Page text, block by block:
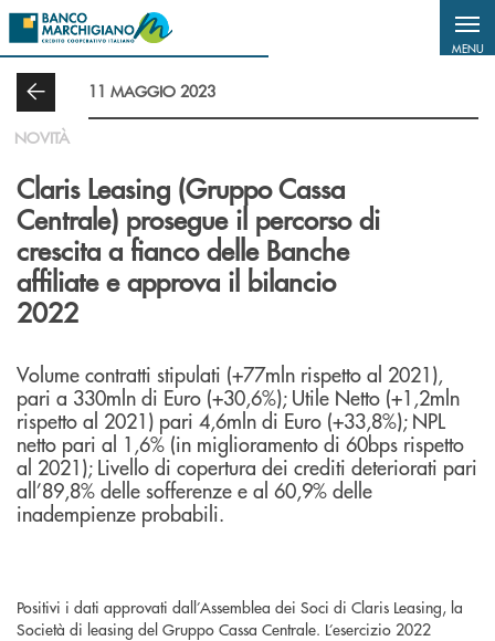
Salta al contenuto principale
MENU
11 MAGGIO 2023
NOVITÀ
Claris Leasing (Gruppo Cassa
Centrale) prosegue il percorso di
crescita a fianco delle Banche
affiliate e approva il bilancio
2022
Volume contratti stipulati (+77mln rispetto al 2021),
pari a 330mln di Euro (+30,6%); Utile Netto (+1,2mln
rispetto al 2021) pari 4,6mln di Euro (+33,8%); NPL
netto pari al 1,6% (in miglioramento di 60bps rispetto
al 2021); Livello di copertura dei crediti deteriorati pari
all’89,8% delle sofferenze e al 60,9% delle
inadempienze probabili.
Positivi i dati approvati dall’Assemblea dei Soci di Claris Leasing, la
Società di leasing del Gruppo Cassa Centrale. L’esercizio 2022